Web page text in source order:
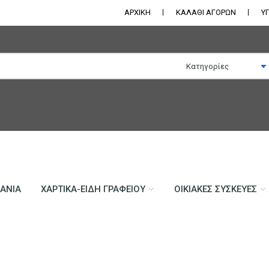
ΑΡΧΙΚΗ ΚΑΛΑΘΙ ΑΓΟΡΩΝ
ΧΑΡΤΙΚΆ-ΕΊΔΗ ΓΡΑΦΕΊΟΥ ΟΙΚΙΑΚΈΣ ΣΥΣΚΕΥΈΣ